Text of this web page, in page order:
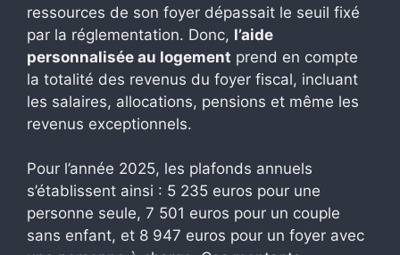
ressources de son foyer dépassait le seuil fixé
par la réglementation. Donc, l’aide
personnalisée au logement prend en compte
la totalité des revenus du foyer fiscal, incluant
les salaires, allocations, pensions et même les
revenus exceptionnels.
Pour l’année 2025, les plafonds annuels
s’établissent ainsi : 5 235 euros pour une
personne seule, 7 501 euros pour un couple
sans enfant, et 8 947 euros pour un foyer avec